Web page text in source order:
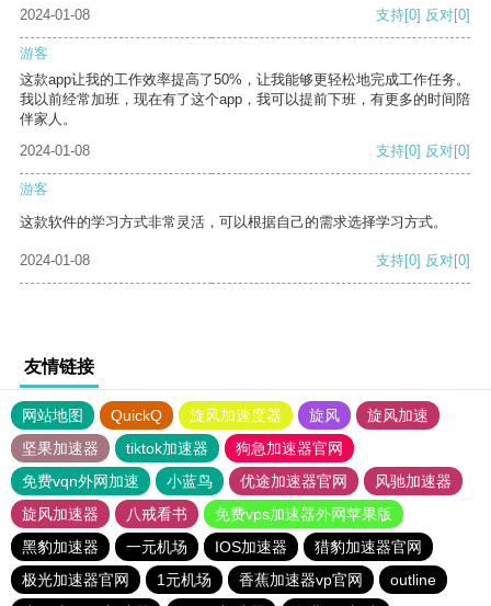
2024-01-08 支持[0] 反对[0]
游客
这款app让我的工作效率提高了50%，让我能够更轻松地完成工作任务。
我以前经常加班，现在有了这个app，我可以提前下班，有更多的时间陪
伴家人。
2024-01-08
支持[0] 反对[0]
游客
这款软件的学习方式非常灵活，可以根据自己的需求选择学习方式。
2024-01-08 支持[0] 反对[0]
友情链接
网站地图 QuickQ 旋风加速度器 旋风
旋风加速
坚果加速器
tiktok加速器
狗急加速器官网
免费vqn外网加速
小蓝鸟 优途加速器官网
风驰加速器
旋风加速器
八戒看书
免费vps加速器外网苹果版
黑豹加速器
一元机场 IOS加速器
猎豹加速器官网
极光加速器官网
1元机场 香蕉加速器vp官网
outline